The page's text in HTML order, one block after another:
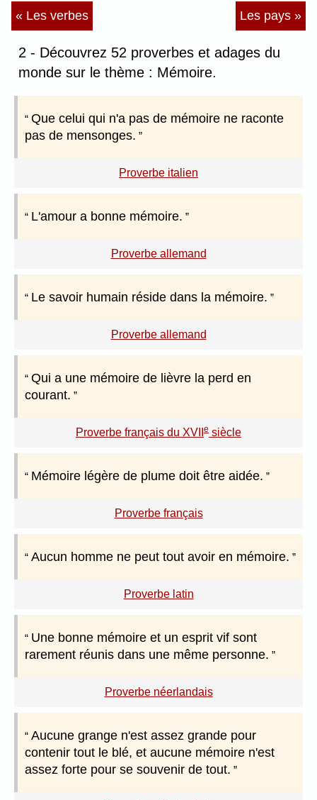
« Les verbes Les pays »
2 - Découvrez 52 proverbes et adages du
monde sur le thème : Mémoire.
Que celui qui n'a pas de mémoire ne raconte
pas de mensonges.
Proverbe italien
L'amour a bonne mémoire.
Proverbe allemand
Le savoir humain réside dans la mémoire.
Proverbe allemand
Qui a une mémoire de lièvre la perd en
courant.
Proverbe français du XVII e siècle
Mémoire légère de plume doit être aidée.
Proverbe français
Aucun homme ne peut tout avoir en mémoire.
Proverbe latin
Une bonne mémoire et un esprit vif sont
rarement réunis dans une même personne.
Proverbe néerlandais
Aucune grange n'est assez grande pour
contenir tout le blé, et aucune mémoire n'est
assez forte pour se souvenir de tout.